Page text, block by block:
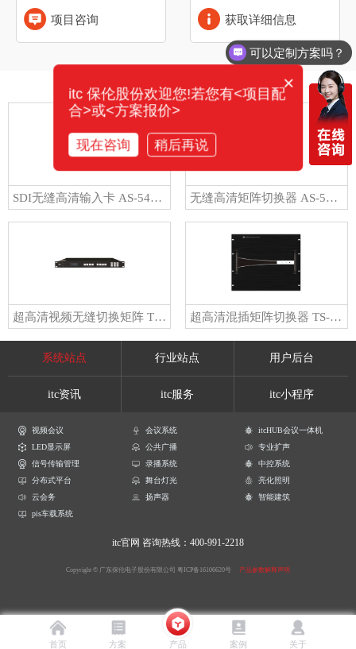
项目咨询 获取详细信息
相关产品
SDI无缝高清输入卡 AS-5404SI 无缝高清矩阵切换器 AS-5416UHM
超高清视频无缝切换矩阵 TV-9104UHM 超高清混插矩阵切换器 TS-9436UHM-P
系统站点 行业站点 用户后台
itc资讯 itc服务 itc小程序
视频会议 会议系统
itcHUB会议一体机
LED显示屏
公共广播
专业扩声
信号传输管理
录播系统
中控系统
分布式平台
舞台灯光
亮化照明
云会务
扬声器
智能建筑
pis车载系统
itc官网 咨询热线：400-991-2218
Copyright © 广东保伦电子股份有限公司 粤ICP备16106620号 产品参数解释声明
首页 方案 产品 案例 关于
可以定制方案吗？
×
itc 保伦股份欢迎您!若您有<项目配
合>或<方案报价>
现在咨询 稍后再说